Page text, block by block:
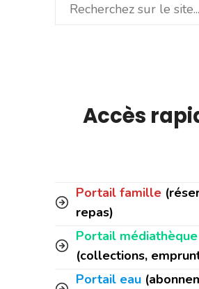
Accès
Portail famille
repas)
Portail médiathèque
(collections,
Portail eau